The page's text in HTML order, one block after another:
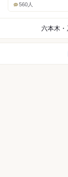
560人